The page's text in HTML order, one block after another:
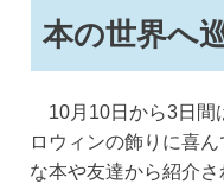
本の世界へ
10月10日から3日間
ロウィンの飾りに喜
な本や友達から紹介